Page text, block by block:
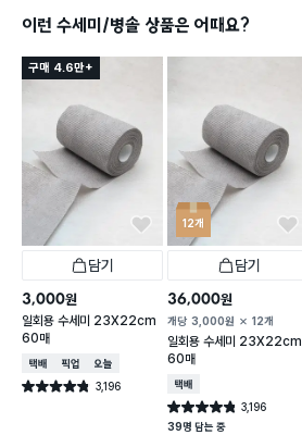
이런 수세미/병솔 상품은 어때요?
구매 4.6만+
담기
3,000원
일회용 수세미 23X22cm
60매
택배배송매장픽업오늘배송
별점 4.8점 3,196
건 작성
12개
담기
36,000원
개당 3,000원 12개
일회용 수세미 23X22cm
60매
택배배송
별점 4.8점 3,196
건 작성
39명 담는 중